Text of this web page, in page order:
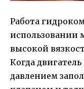
Работа
использовании
высокой
Когда
давлением